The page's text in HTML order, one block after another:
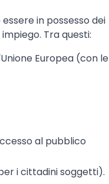
in possesso dei
Tra questi:
Europea (con le
al pubblico
i cittadini soggetti).